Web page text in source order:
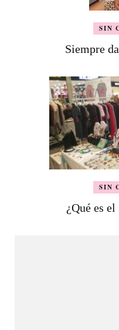
SIN
Siempre
SIN
¿Qué es